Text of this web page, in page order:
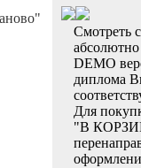
Смотреть
DEMO
диплома
Для
"В